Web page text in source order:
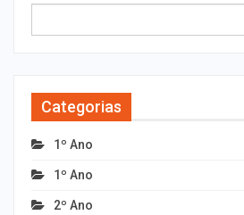
Categorias
1º Ano
1º Ano
2º Ano